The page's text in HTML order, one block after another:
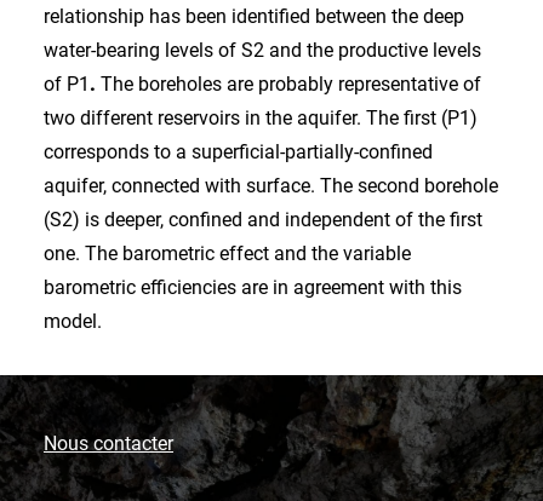
relationship has been identified between the deep
water-bearing levels of S2 and the productive levels
of P1 . The boreholes are probably representative of
two different reservoirs in the aquifer. The first (P1)
corresponds to a superficial-partially-confined
aquifer, connected with surface. The second borehole
(S2) is deeper, confined and independent of the first
one. The barometric effect and the variable
barometric efficiencies are in agreement with this
model.
Nous contacter